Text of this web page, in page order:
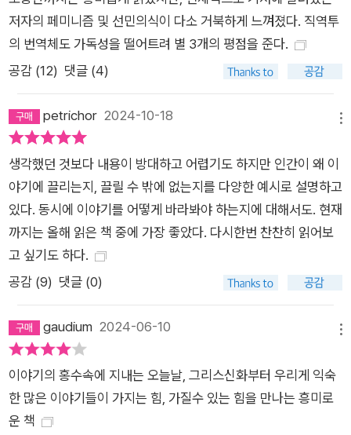
광 명소가 됐다. ‘구원’ 서사의 마스터 플롯이 잘 작동한 사례다.
반면에 같은 해 예멘 내전 중 굶주림으로 사망한 5세 미만의 어린
이 85,000명에 대해서는 훨씬 적게 보도되었다. 이렇게 상반된
에 비해 뉴스 가치가 높다는 요인 외에도 예멘 어린이의 운명이
서사적 측면에서 너무 추상적이었던 것이다. 말하자면 예멘 어린
없었고 위기 상황이 너무 애매모호했다. 예멘 어린이 이야기로는
태국 소년을 동굴에서 구출하는 것과 같은 해피엔딩을 기대하면
서 확실한 저널리즘 연출을 전개하기가 불가능했다. 아무리 ‘뉴
스’의 기능에 대해 따따부따해도 이것이 현실이다. 지금도 큰 재
난이나 재해가 일어나면 곧이어 언론은 영웅 혹은 의인 찾기에 골
몰하며, 독자는 사건의 원인이나 발단보다 여기에 더 큰 관심을
이는 표준 서사며, ‘변신’ 서사는 다양한 비포&애프터 쇼에서 나
타난다. ‘약자’ 서사는 <슈퍼스타K>나 <미스터트롯> 같은 경연
프로그램의 성공 보증 수표며, 정치인에게도 그렇다. 아웃사이더
가 한순간에 출세하는 이야기를 모두가 좋아한다. 인류를 위험에
빠뜨리기도 하는 이야기의 힘 하지만 이런 ‘서사’가 정치인이나
저자의 페미니즘 및 선민의식이 다소 거북하게 느껴졌다. 직역투
의 번역체도 가독성을 떨어트려 별 3개의 평점을 준다.
공감 (12) 댓글 (4)
petrichor 2024-10-18
생각했던 것보다 내용이 방대하고 어렵기도 하지만 인간이 왜 이
야기에 끌리는지, 끌릴 수 밖에 없는지를 다양한 예시로 설명하고
있다. 동시에 이야기를 어떻게 바라봐야 하는지에 대해서도. 현재
까지는 올해 읽은 책 중에 가장 좋았다. 다시한번 찬찬히 읽어보
고 싶기도 하다.
공감 (9) 댓글 (0)
gaudium 2024-06-10
이야기의 홍수속에 지내는 오늘날, 그리스신화부터 우리게 익숙
한 많은 이야기들이 가지는 힘, 가질수 있는 힘을 만나는 흥미로
운 책